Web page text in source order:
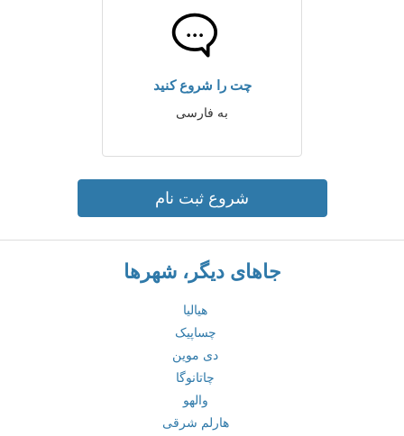
چت را شروع کنید
به فارسی
شروع ثبت نام
جاهای دیگر، شهرها
هیالیا
چساپیک
دی موین
چاتانوگا
والهو
هارلم شرقی